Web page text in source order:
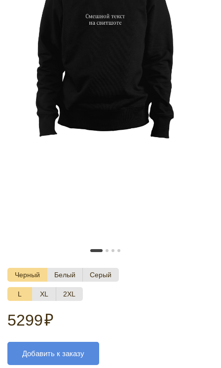
Черный Белый Серый
L XL 2XL
5299₽
Добавить к заказу